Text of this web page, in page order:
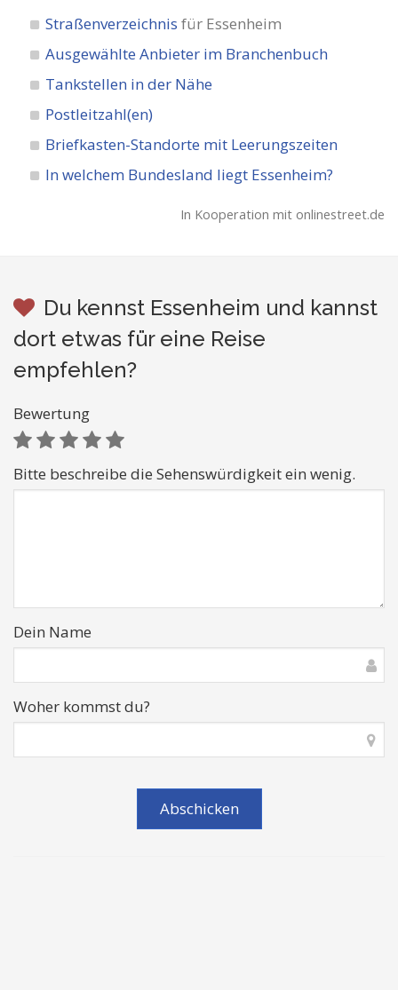
Straßenverzeichnis für Essenheim
Ausgewählte Anbieter im Branchenbuch
Tankstellen in der Nähe
Postleitzahl(en)
Briefkasten-Standorte mit Leerungszeiten
In welchem Bundesland liegt Essenheim?
In Kooperation mit onlinestreet.de
Du kennst Essenheim und kannst
dort etwas für eine Reise
empfehlen?
Bewertung
Bitte beschreibe die Sehenswürdigkeit ein wenig.
Dein Name
Woher kommst du?